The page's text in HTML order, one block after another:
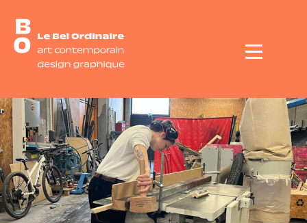
Menu